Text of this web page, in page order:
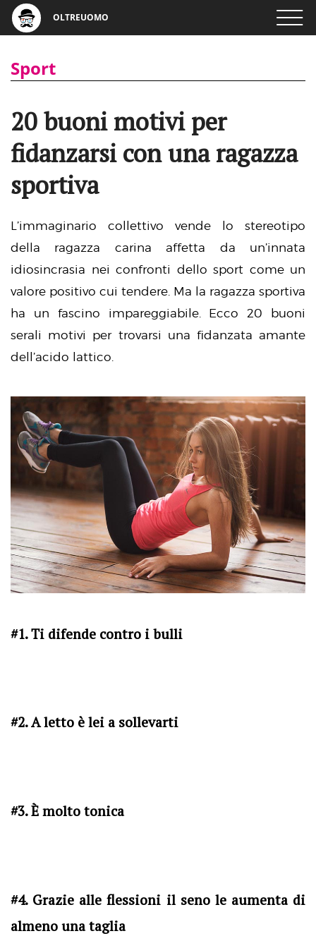
OLTREUOMO
Sport
20 buoni motivi per
fidanzarsi con una ragazza
sportiva
L’immaginario collettivo vende lo stereotipo
della ragazza carina affetta da un’innata
idiosincrasia nei confronti dello sport come un
valore positivo cui tendere. Ma la ragazza sportiva
ha un fascino impareggiabile. Ecco 20 buoni
serali motivi per trovarsi una fidanzata amante
dell’acido lattico.
#1. Ti difende contro i bulli
#2. A letto è lei a sollevarti
#3. È molto tonica
#4. Grazie alle flessioni il seno le aumenta di
almeno una taglia